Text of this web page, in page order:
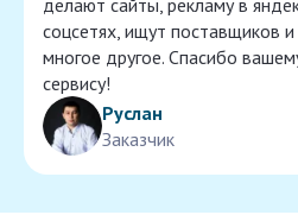
делают сайты, рекламу в
соцсетях, ищут поставщиков и
многое другое. Спасибо
сервису!
Руслан
Заказчик